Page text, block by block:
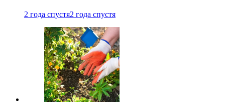
2 года спустя2 года спустя